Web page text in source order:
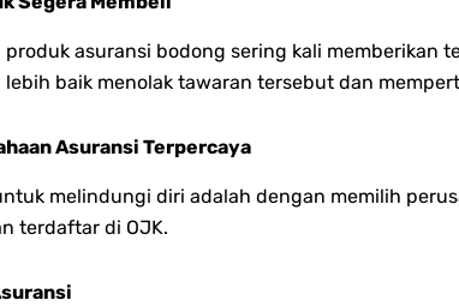
asuransi bodong sering kali memberikan
baik menolak tawaran tersebut dan
Asuransi Terpercaya
melindungi diri adalah dengan memilih
terdaftar di OJK.